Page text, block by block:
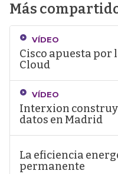
Más
VÍDEO
Cisco apuesta por
Cloud
VÍDEO
Interxion
datos en Madrid
La eficiencia
permanente